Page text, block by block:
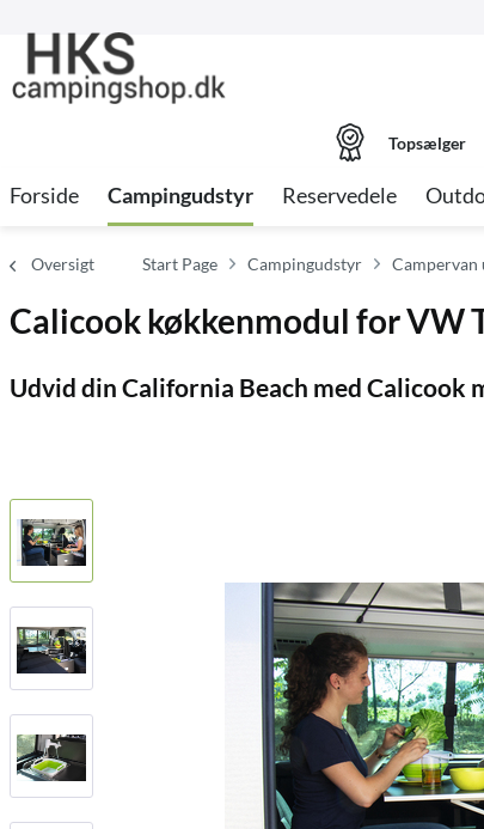
Topsælger
Forside Campingudstyr Reservedele
Oversigt Start Page Campingudstyr Campervan
Calicook køkkenmodul for VW
Udvid din California Beach med Calicook